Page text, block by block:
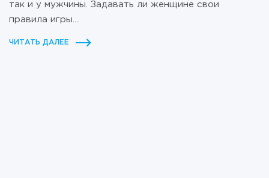
так и у мужчины. Задавать ли женщине свои
правила игры....
ЧИТАТЬ ДАЛЕЕ